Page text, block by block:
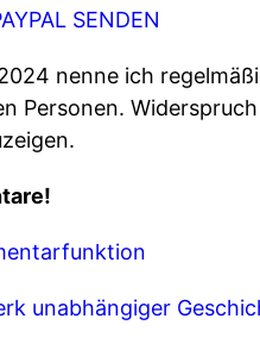
SENDEN
nenne ich
Personen.
unabhängiger